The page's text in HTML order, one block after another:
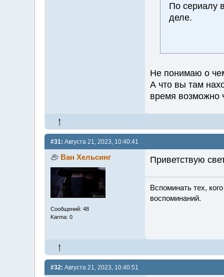
По сериалу
деле.
Не понимаю о
А что вы там
время возможно
#31: Августа 21, 2023, 10:40:41
Ван Хельсинг
Сообщений: 48
Karma: 0
Приветствую
Вспоминать тех,
воспоминаний.
#32: Августа 21, 2023, 10:40:51